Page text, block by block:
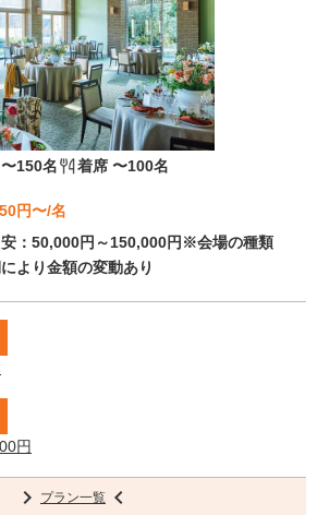
150名 着席 〜100名
円〜/名
：50,000円～150,000円※会場の種類
より金額の変動あり
円
プラン一覧